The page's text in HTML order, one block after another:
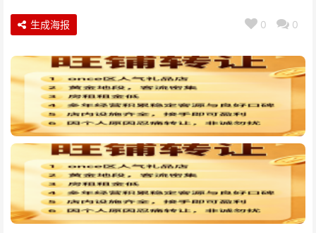
0 0
生成海报